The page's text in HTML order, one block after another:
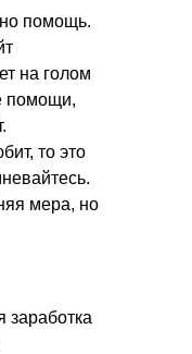
помощь.
на голом
помощи,
то это
мера, но
заработка